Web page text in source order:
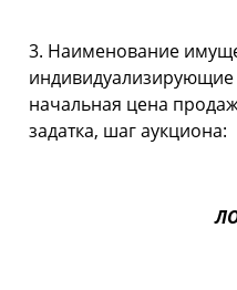
3. Наименование
индивидуализирующие
начальная цена
задатка, шаг аукциона: